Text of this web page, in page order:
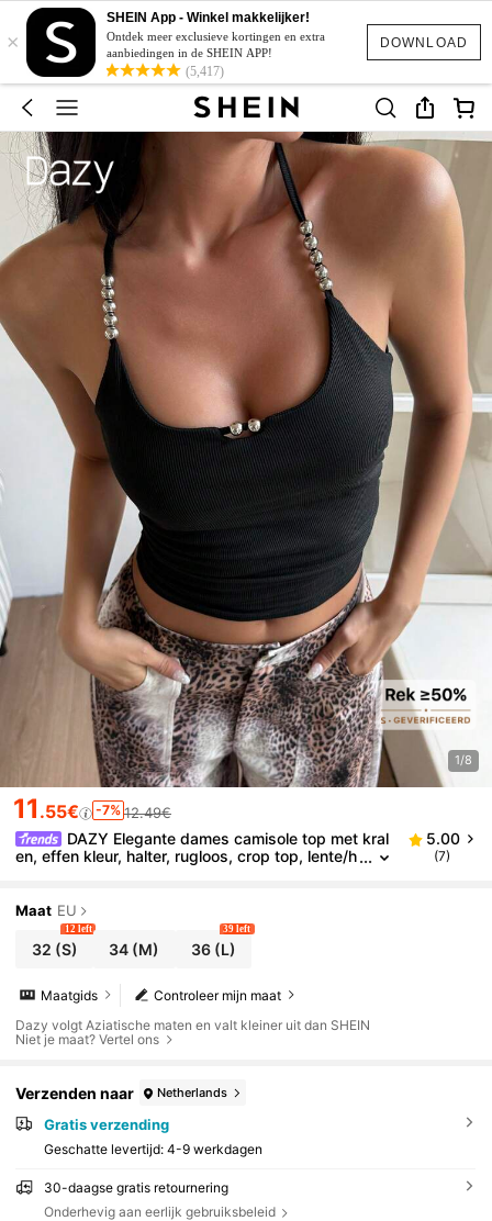
DOWNLOAD
×
SHEIN App - Winkel makkelijker!
Ontdek meer exclusieve kortingen en extra
aanbiedingen in de SHEIN APP!
(5,417)
1/8
11 .55€ -7% 12.49€
DAZY Elegante dames camisole top met kral
en, effen kleur, halter, rugloos, crop top, lente/h
5.00
(7)
Maat EU
32 (S)
12 left
34 (M) 36(L)
39 left
Controleer mijn maat
Maatgids
Dazy volgt Aziatische maten en valt kleiner uit dan SHEIN
Niet je maat? Vertel ons
Verzenden naar Netherlands
Gratis verzending
Geschatte levertijd: 4-9 werkdagen
30-daagse gratis retournering
Onderhevig aan eerlijk gebruiksbeleid